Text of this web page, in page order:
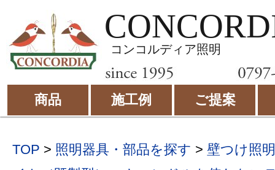
コンコルディア照明
商品 施工例 ご提案
TOP > 照明器具・部品を探す > 壁つけ照明